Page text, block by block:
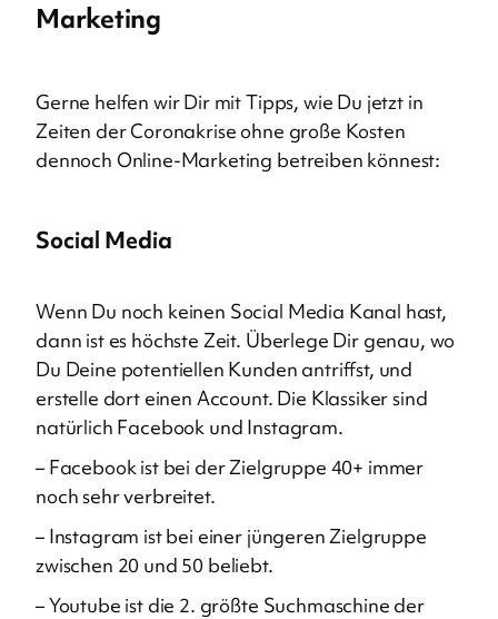
Marketing
Gerne helfen wir Dir mit Tipps, wie Du jetzt in
Zeiten der Coronakrise ohne große Kosten
dennoch Online-Marketing betreiben könnest:
Social Media
Wenn Du noch keinen Social Media Kanal hast,
dann ist es höchste Zeit. Überlege Dir genau, wo
Du Deine potentiellen Kunden antriffst, und
erstelle dort einen Account. Die Klassiker sind
natürlich Facebook und Instagram.
– Facebook ist bei der Zielgruppe 40+ immer
noch sehr verbreitet.
– Instagram ist bei einer jüngeren Zielgruppe
zwischen 20 und 50 beliebt.
– Youtube ist die 2. größte Suchmaschine der